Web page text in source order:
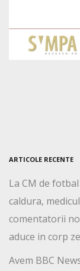
ARTICOLE RECENTE
La CM de
caldura,
comentatorii
aduce in corp
Avem BBC